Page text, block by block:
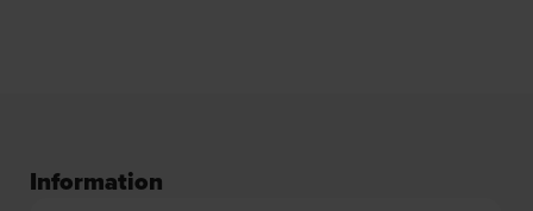
Information